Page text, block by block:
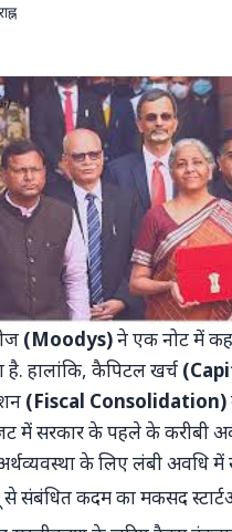
(Moodys)ने एक नोट में
है. हालांकि, कैपिटल खर्च
(Fiscal Consolidation)
में सरकार के पहले के करीबी
के लिए लंबी अवधि में
से संबंधित कदम का मकसद